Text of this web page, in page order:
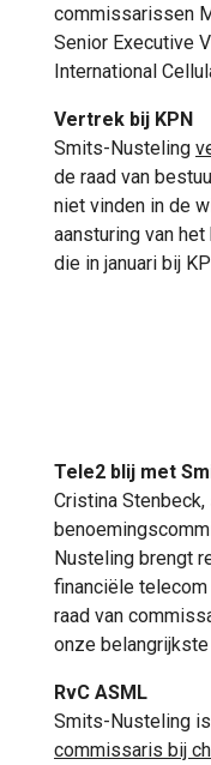
commissarissen
Senior Executive
International
Vertrek bij KPN
Smits-Nusteling
de raad van
niet vinden in de
aansturing van
die in januari bij
Tele2 blij met
Cristina
Nusteling brengt
financiële
raad van
onze belangrijkste
RvC ASML
Smits-Nusteling
commissaris bij